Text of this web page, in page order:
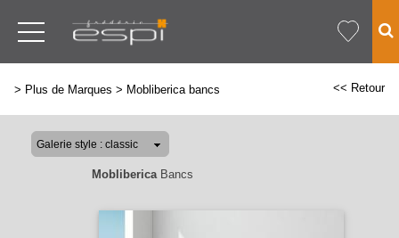
> Plus de Marques > Mobliberica bancs << Retour
MoblibericaBancs